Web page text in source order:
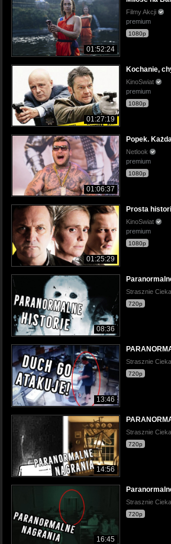
01:52:24
Filmy Akcji
premium
1080p
01:27:19
Kochanie,
KinoSwiat
premium
1080p
01:06:37
Popek.
Netlook
premium
1080p
01:25:29
Prosta
KinoSwiat
premium
1080p
08:36
Strasznie
720p
13:46
Strasznie
720p
14:56
Strasznie
720p
16:45
Strasznie
720p